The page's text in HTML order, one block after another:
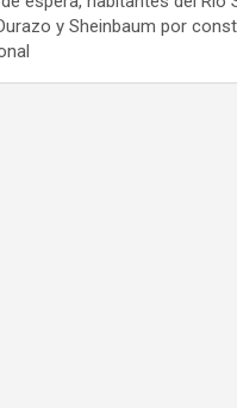
y Sheinbaum por